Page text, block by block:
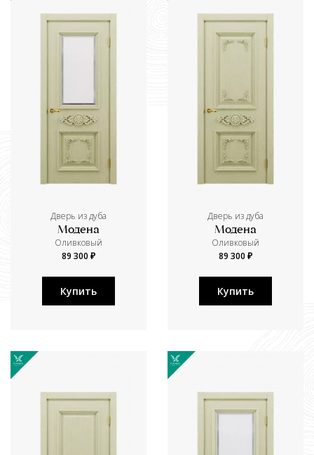
Дверь из дуба
Модена
Оливковый
89 300 ₽
Купить
Дверь из дуба
Модена
Оливковый
89 300 ₽
Купить